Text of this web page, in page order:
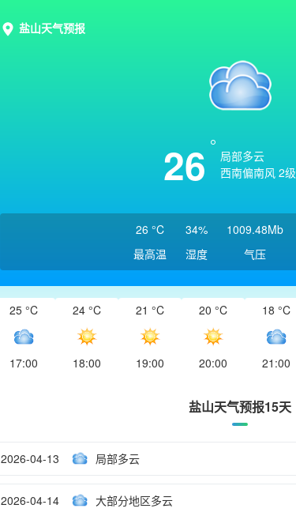
盐山天气预报
26
局部多云
西南偏南风 2级
26 °C
最高温
34%
湿度
1009.48Mb
气压
25 °C
17:00
24 °C
18:00
21 °C
19:00
20 °C
20:00
18 °C
21:00
盐山天气预报15天
2026-04-13 局部多云
2026-04-14 大部分地区多云